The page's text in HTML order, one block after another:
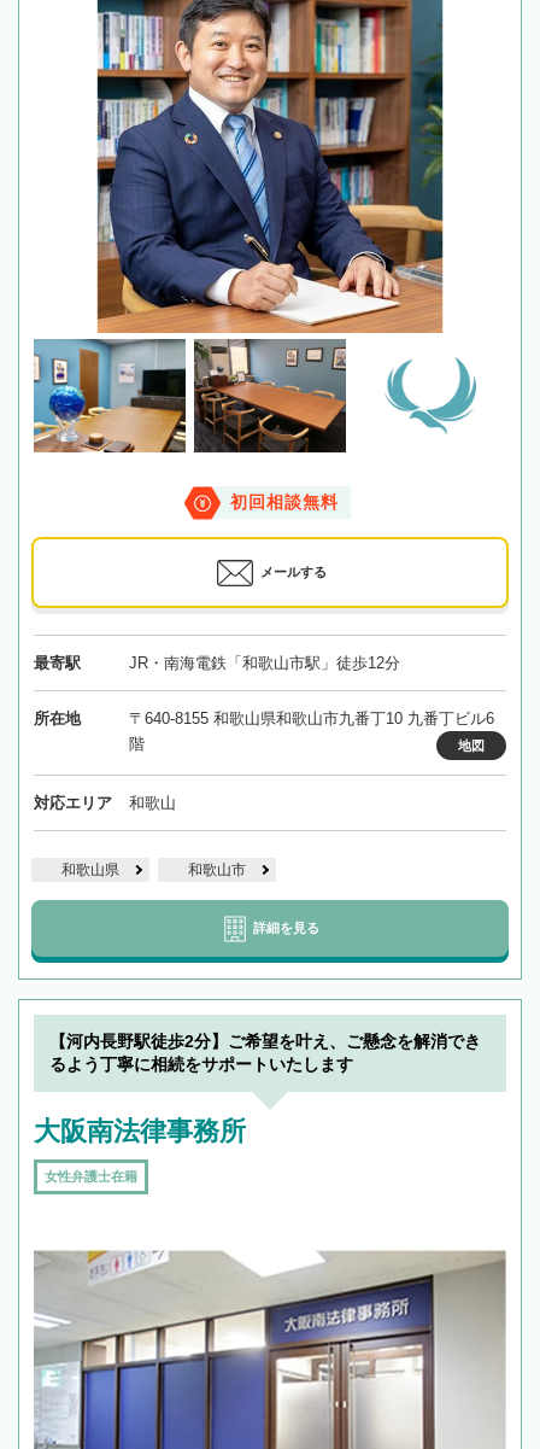
初回相談無料
メールする
最寄駅 JR・南海電鉄「和歌山市駅」徒歩12分
所在地
〒640-8155 和歌山県和歌山市九番丁10 九番丁ビル6
階
地図
対応エリア 和歌山
和歌山県 和歌山市
詳細を見る
【河内長野駅徒歩2分】ご希望を叶え、ご懸念を解消でき
るよう丁寧に相続をサポートいたします
大阪南法律事務所
女性弁護士在籍